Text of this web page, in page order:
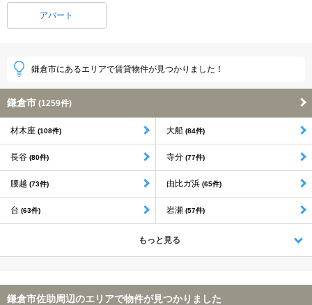
アパート
鎌倉市にあるエリアで賃貸物件が見つかりました！
鎌倉市 (1259件)
材木座 (108件) 大船 (84件)
長谷 (80件) 寺分 (77件)
腰越 (73件) 由比ガ浜 (65件)
台 (63件) 岩瀬 (57件)
もっと見る
鎌倉市佐助周辺のエリアで物件が見つかりました